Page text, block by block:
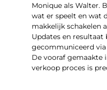
Monique als Walter.
wat er speelt en wat
makkelijk schakelen
Updates en
gecommuniceerd via
De vooraf gemaakte
verkoop proces is